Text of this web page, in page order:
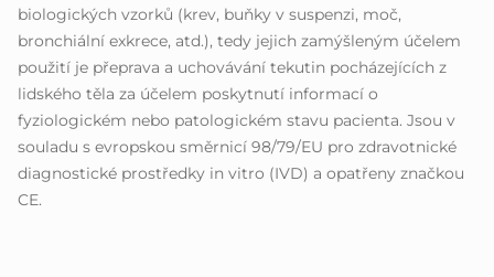
biologických vzorků (krev, buňky v suspenzi, moč,
bronchiální exkrece, atd.), tedy jejich zamýšleným účelem
použití je přeprava a uchovávání tekutin pocházejících z
lidského těla za účelem poskytnutí informací o
fyziologickém nebo patologickém stavu pacienta. Jsou v
souladu s evropskou směrnicí 98/79/EU pro zdravotnické
diagnostické prostředky in vitro (IVD) a opatřeny značkou
CE.